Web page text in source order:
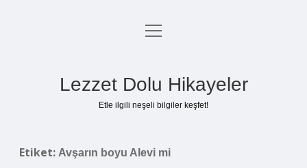
Anasayfa
menüyü
Lezzet Dolu Hikayeler
Etle ilgili neşeli bilgiler keşfet!
Etiket: Avşarın boyu Alevi mi